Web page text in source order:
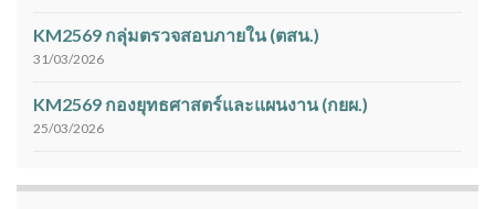
KM2569 กลุ่มตรวจสอบภายใน (ตสน.)
31/03/2026
KM2569 กองยุทธศาสตร์และแผนงาน (กยผ.)
25/03/2026